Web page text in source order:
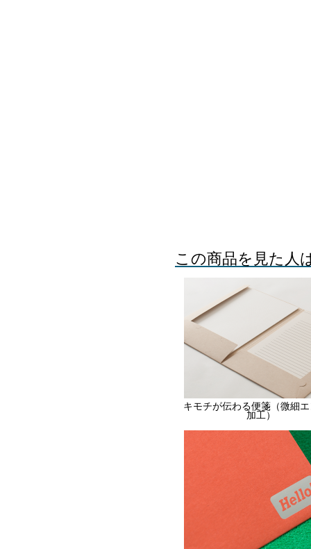
この商品を見た人
キモチが伝わる便箋（微細
加工）